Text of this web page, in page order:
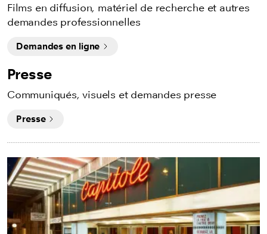
Films en diffusion, matériel de recherche et autres
demandes professionnelles
Demandes en ligne
Presse
Communiqués, visuels et demandes presse
Presse